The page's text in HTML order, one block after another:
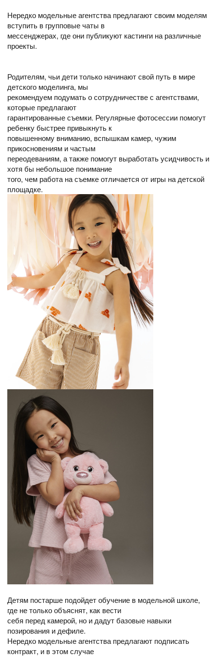
Нередко модельные агентства предлагают своим моделям
вступить в групповые чаты в
мессенджерах, где они публикуют кастинги на различные
проекты.
Родителям, чьи дети только начинают свой путь в мире
детского моделинга, мы
рекомендуем подумать о сотрудничестве с агентствами,
которые предлагают
гарантированные съемки. Регулярные фотосессии помогут
ребенку быстрее привыкнуть к
повышенному вниманию, вспышкам камер, чужим
прикосновениям и частым
переодеваниям, а также помогут выработать усидчивость и
хотя бы небольшое понимание
того, чем работа на съемке отличается от игры на детской
площадке.
Детям постарше подойдет обучение в модельной школе,
где не только объяснят, как вести
себя перед камерой, но и дадут базовые навыки
позирования и дефиле.
Нередко модельные агентства предлагают подписать
контракт, и в этом случае